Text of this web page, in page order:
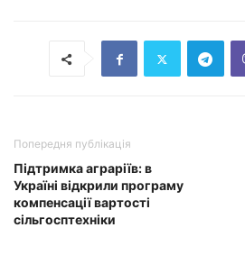
Попередня публікація
Підтримка аграріїв: в
Україні відкрили програму
компенсації вартості
сільгосптехніки